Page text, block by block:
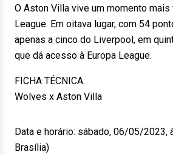
O Aston Villa vive um momento
League. Em oitava lugar, com 54
apenas a cinco do Liverpool, em
que dá acesso à Europa League.
FICHA TÉCNICA:
Wolves x Aston Villa
Data e horário: sábado, 06/05/2023,
Brasília)